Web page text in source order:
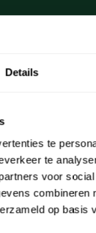
Details
te
te
voor
combineren
op basis